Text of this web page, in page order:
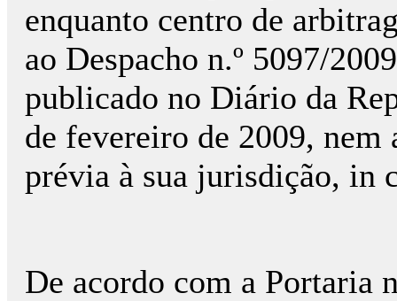
enquanto centro de
ao Despacho n.º 5097/
publicado no Diário da
de fevereiro de 2009,
prévia à sua jurisdição, in
De acordo com a Portaria